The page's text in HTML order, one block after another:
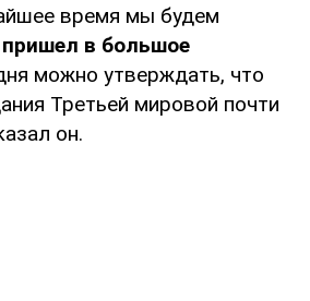
время мы будем
в большое
можно утверждать, что
Третьей мировой почти
он.